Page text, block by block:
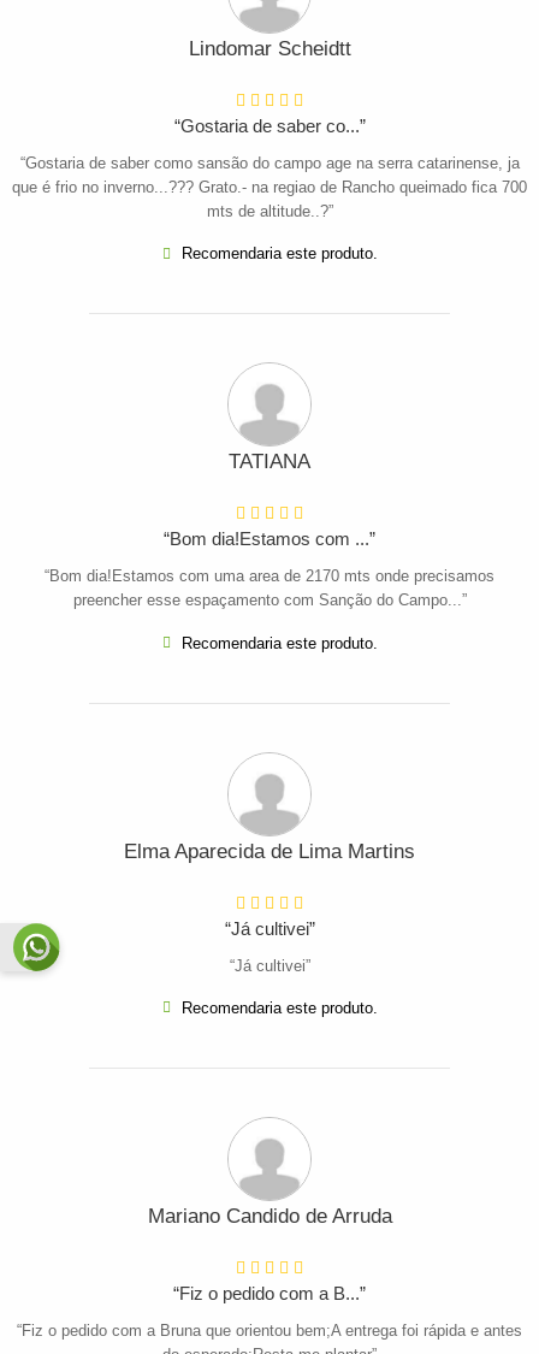
Lindomar Scheidtt
“Gostaria de saber co...”
“Gostaria de saber como sansão do campo age na serra catarinense, ja
que é frio no inverno...??? Grato.- na regiao de Rancho queimado fica 700
mts de altitude..?”
Recomendaria este produto.
TATIANA
“Bom dia!Estamos com ...”
“Bom dia!Estamos com uma area de 2170 mts onde precisamos
preencher esse espaçamento com Sanção do Campo...”
Recomendaria este produto.
Elma Aparecida de Lima Martins
“Já cultivei”
“Já cultivei”
Recomendaria este produto.
Mariano Candido de Arruda
“Fiz o pedido com a B...”
“Fiz o pedido com a Bruna que orientou bem;A entrega foi rápida e antes